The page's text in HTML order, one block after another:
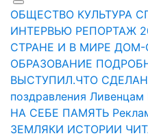
ОБЩЕСТВО КУЛЬТУРА
ИНТЕРВЬЮ РЕПОРТАЖ
СТРАНЕ И В МИРЕ ДОМ-
ОБРАЗОВАНИЕ
ВЫСТУПИЛ.ЧТО
поздравления Ливенцам
НА СЕБЕ ПАМЯТЬ
ЗЕМЛЯКИ ИСТОРИИ